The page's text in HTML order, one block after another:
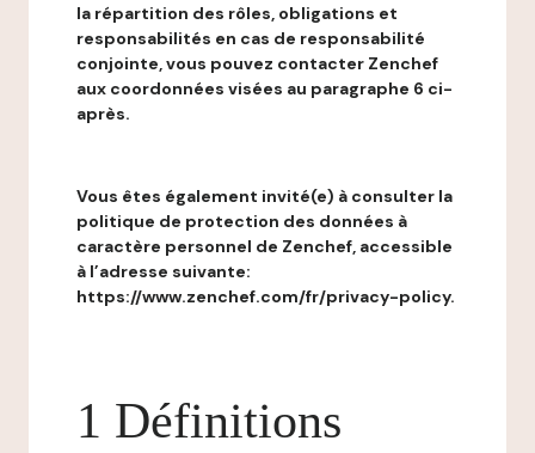
la répartition des rôles, obligations et
responsabilités en cas de responsabilité
conjointe, vous pouvez contacter Zenchef
aux coordonnées visées au paragraphe 6 ci-
après.
Vous êtes également invité(e) à consulter la
politique de protection des données à
caractère personnel de Zenchef, accessible
à l’adresse suivante:
https://www.zenchef.com/fr/privacy-policy.
1 Définitions